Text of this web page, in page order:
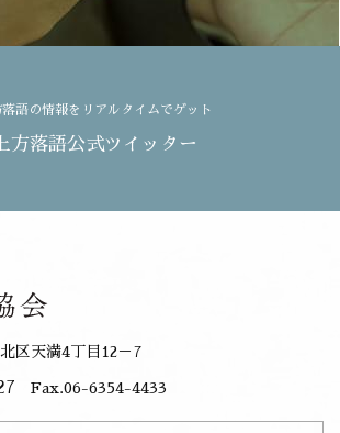
落語の情報をリアルタイムでゲット
上方落語公式ツイッター
区天満4丁目12－7
Fax.06-6354-4433